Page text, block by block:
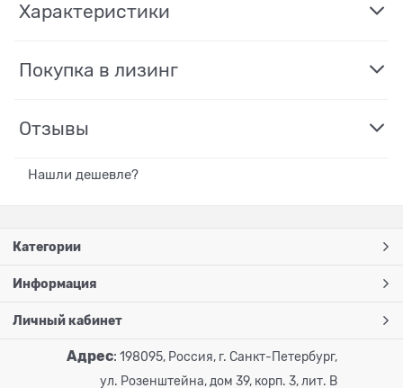
Характеристики
Покупка в лизинг
Отзывы
Нашли дешевле?
Категории
Информация
Личный кабинет
Адрес: 198095, Россия, г. Санкт-Петербург,
ул. Розенштейна, дом 39, корп. 3, лит. В